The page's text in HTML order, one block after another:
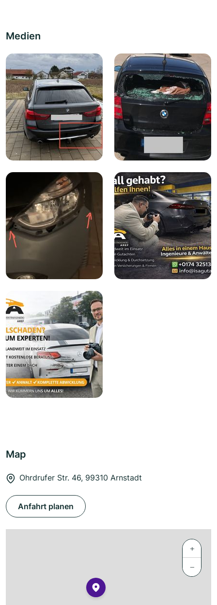
Medien
Map
Ohrdrufer Str. 46, 99310 Arnstadt
Anfahrt planen
+
−